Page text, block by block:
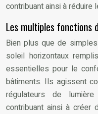
contribuant ainsi à
Les multiples fonctions
Bien plus que de
soleil horizontaux
essentielles pour le
bâtiments. Ils agissent
régulateurs de
contribuant ainsi à